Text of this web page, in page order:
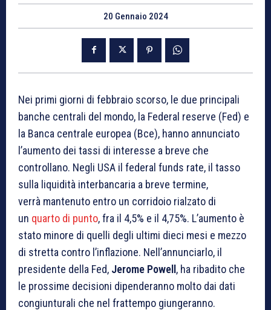
20 Gennaio 2024
Nei primi giorni di febbraio scorso, le due principali
banche centrali del mondo, la Federal reserve (Fed) e
la Banca centrale europea (Bce), hanno annunciato
l’aumento dei tassi di interesse a breve che
controllano. Negli USA il federal funds rate, il tasso
sulla liquidità interbancaria a breve termine,
verrà mantenuto entro un corridoio rialzato di
un quarto di punto, fra il 4,5% e il 4,75%. L’aumento è
stato minore di quelli degli ultimi dieci mesi e mezzo
di stretta contro l’inflazione. Nell’annunciarlo, il
presidente della Fed, Jerome Powell, ha ribadito che
le prossime decisioni dipenderanno molto dai dati
congiunturali che nel frattempo giungeranno.